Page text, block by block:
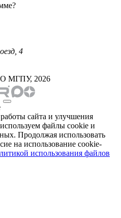
4
МГПУ, 2026
сайта и улучшения
файлы cookie и
Продолжая использовать
на использование cookie-
использования файлов